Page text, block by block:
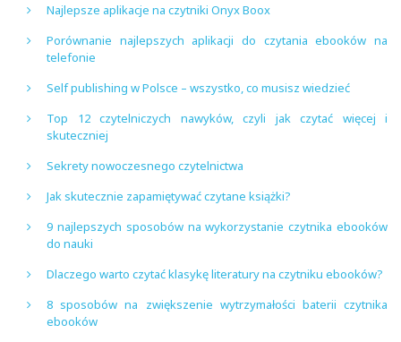
Najlepsze aplikacje na czytniki Onyx Boox
Porównanie najlepszych aplikacji do czytania ebooków na
telefonie
Self publishing w Polsce – wszystko, co musisz wiedzieć
Top 12 czytelniczych nawyków, czyli jak czytać więcej i
skuteczniej
Sekrety nowoczesnego czytelnictwa
Jak skutecznie zapamiętywać czytane książki?
9 najlepszych sposobów na wykorzystanie czytnika ebooków
do nauki
Dlaczego warto czytać klasykę literatury na czytniku ebooków?
8 sposobów na zwiększenie wytrzymałości baterii czytnika
ebooków